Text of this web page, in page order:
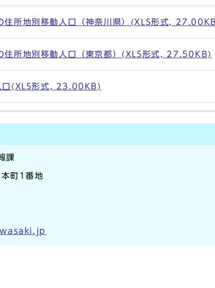
所地別移動人口（神奈川県）(XLS形式,
所地別移動人口（東京都）(XLS形式, 27.50KB)
(XLS形式, 23.00KB)
課
町1番地